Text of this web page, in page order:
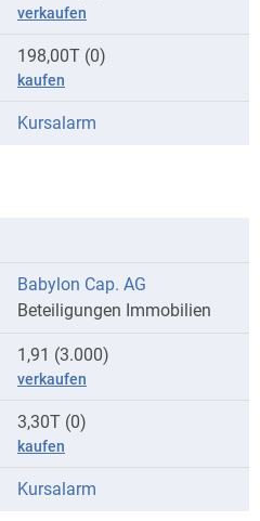
verkaufen
198,00T (0)
kaufen
Kursalarm
Babylon Cap. AG
Beteiligungen Immobilien
1,91 (3.000)
verkaufen
3,30T (0)
kaufen
Kursalarm